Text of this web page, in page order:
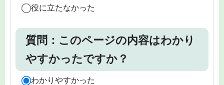
役に立たなかった
質問：このページの内容はわかり
やすかったですか？
わかりやすかった